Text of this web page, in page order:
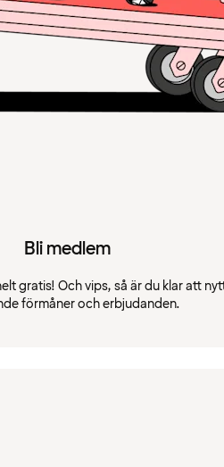
Bli medlem
gratis! Och vips, så är du klar att
förmåner och erbjudanden.